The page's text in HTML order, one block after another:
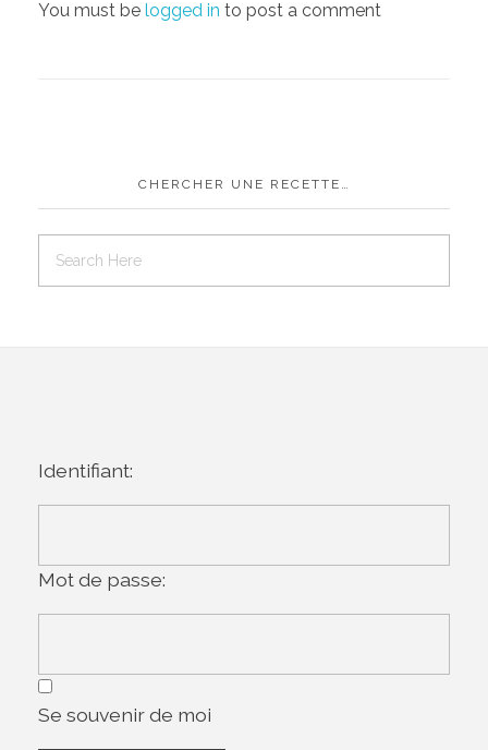
You must be logged in to post a comment
CHERCHER UNE RECETTE…
Identifiant:
Mot de passe:
Se souvenir de moi